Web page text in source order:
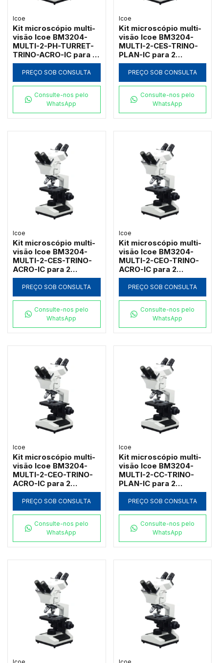
Icoe
Kit microscópio multi-
visão Icoe BM3204-
MULTI-2-PH-TURRET-
TRINO-ACRO-IC para 2
observadores com
contraste de fase
turret e trinocular
PREÇO SOB CONSULTA
Consulte-nos pelo
WhatsApp
Icoe
Kit microscópio multi-
visão Icoe BM3204-
MULTI-2-CES-TRINO-
PLAN-IC para 2
observadores com
campo escuro a seco e
objetivas
PREÇO SOB CONSULTA
Consulte-nos pelo
WhatsApp
Icoe
Kit microscópio multi-
visão Icoe BM3204-
MULTI-2-CES-TRINO-
ACRO-IC para 2
observadores com
campo escuro a seco e
cabeçote trinocular
PREÇO SOB CONSULTA
Consulte-nos pelo
WhatsApp
Icoe
Kit microscópio multi-
visão Icoe BM3204-
MULTI-2-CEO-TRINO-
ACRO-IC para 2
observadores com
campo escuro a óleo e
cabeçote trinocular
PREÇO SOB CONSULTA
Consulte-nos pelo
WhatsApp
Icoe
Kit microscópio multi-
visão Icoe BM3204-
MULTI-2-CEO-TRINO-
ACRO-IC para 2
observadores com
campo escuro a óleo e
cabeçote trinocular
PREÇO SOB CONSULTA
Consulte-nos pelo
WhatsApp
Icoe
Kit microscópio multi-
visão Icoe BM3204-
MULTI-2-CC-TRINO-
PLAN-IC para 2
observadores com
cabeçote trinocular e
objetivas
PREÇO SOB CONSULTA
Consulte-nos pelo
WhatsApp